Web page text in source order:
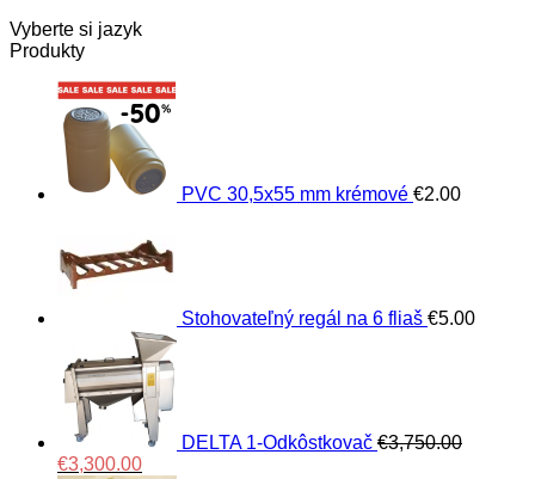
Vyberte si jazyk
Produkty
PVC 30,5x55 mm krémové €2.00
Stohovateľný regál na 6 fliaš €5.00
DELTA 1-Odkôstkovač €3,750.00
Original
€3,300.00Current